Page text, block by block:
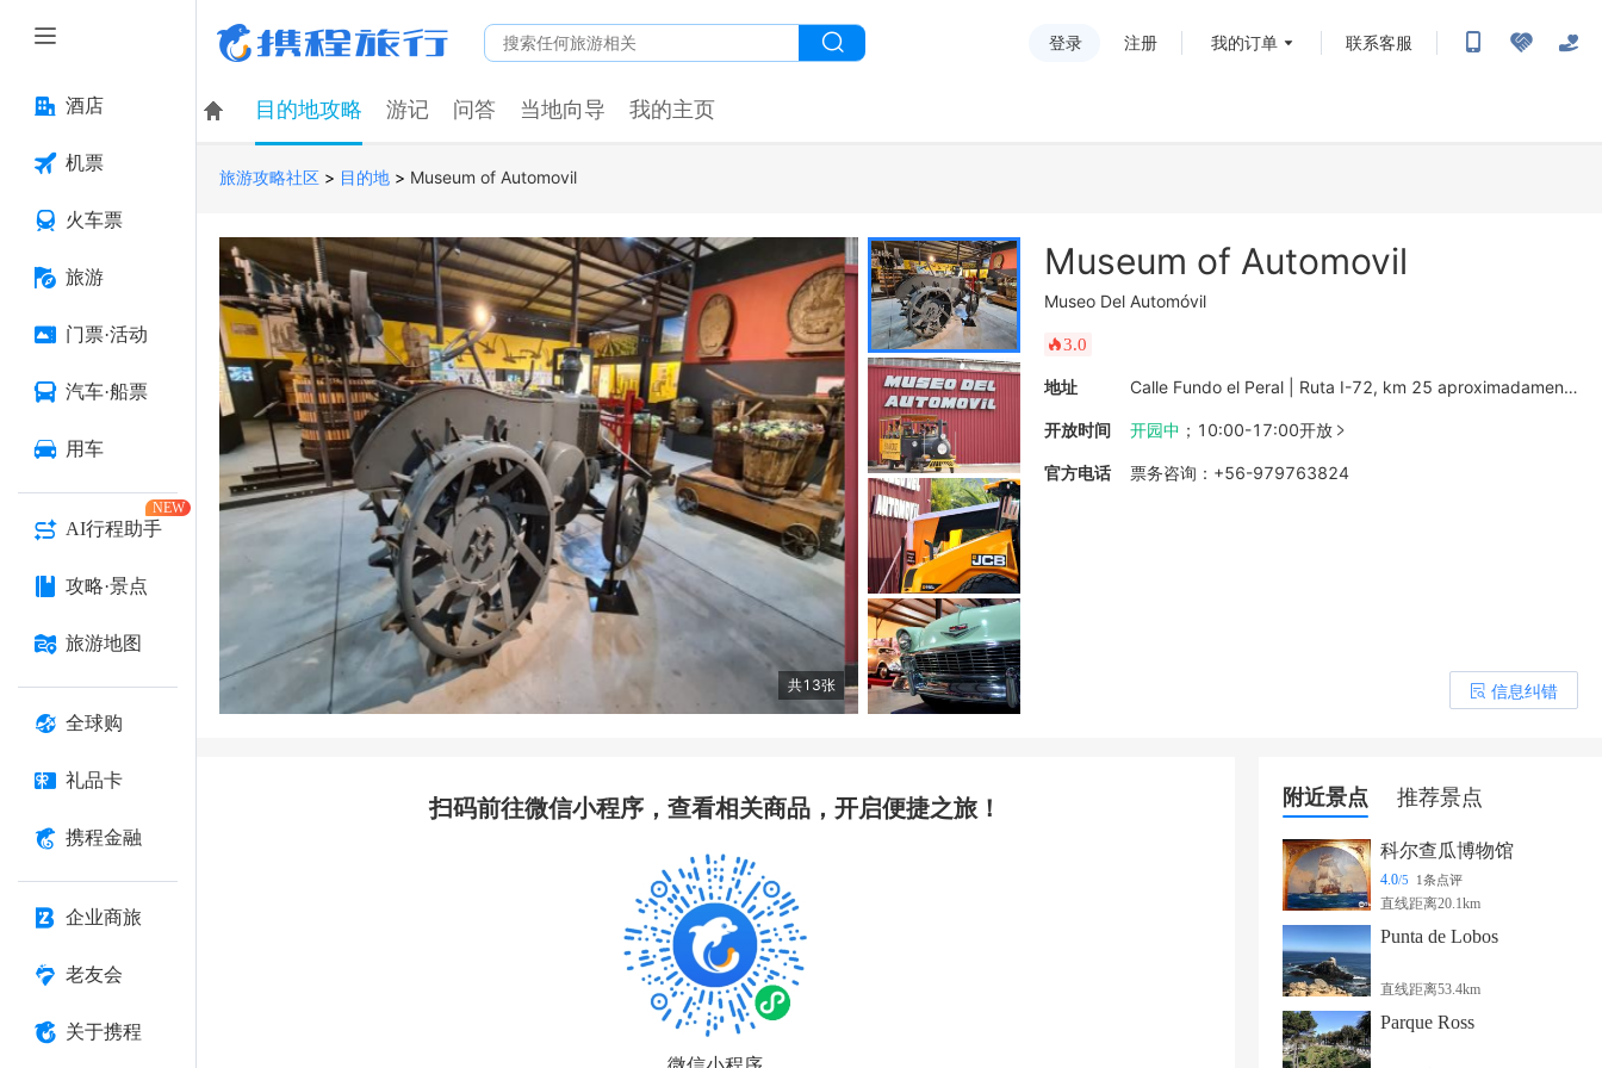
酒店
机票
火车票
旅游
门票·活动
汽车·船票
用车
AI行程助手
NEW
攻略·景点
旅游地图
全球购
礼品卡
携程金融
企业商旅
老友会
关于携程
登录 注册 我的订单 联系客服
目的地攻略 游记 问答 当地向导 我的主页
旅游攻略社区 > 目的地 > Museum of Automovil
共13张
Museum of Automovil
Museo Del Automóvil
󰺂3.0
地址 Calle Fundo el Peral | Ruta I-72, km 25 aproximadamente, Lolol 3148101, Chile
开放时间 开园中 ； 10:00-17:00开放 
官方电话 票务咨询 ： +56-979763824
󰎒 信息纠错
扫码前往微信小程序，查看相关商品，开启便捷之旅！ 附近景点 推荐景点
科尔查瓜博物馆
4.0/5 1条点评
直线距离20.1km
Punta de Lobos
直线距离53.4km
Parque Ross